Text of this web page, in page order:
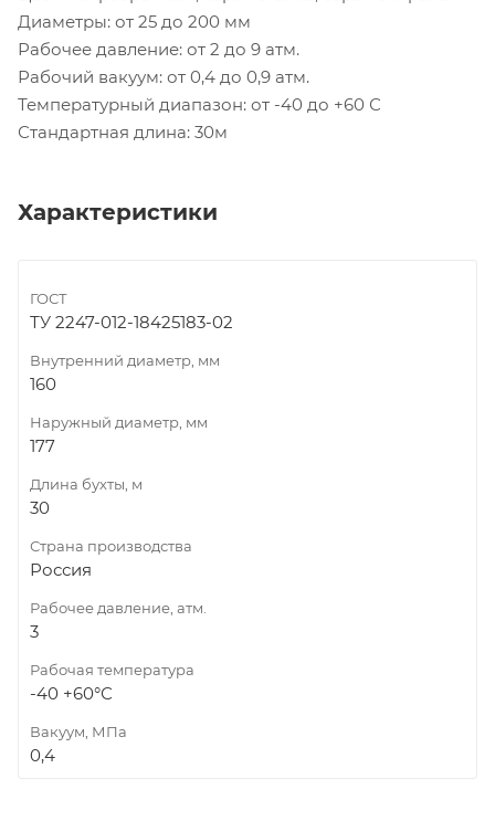
Диаметры: от 25 до 200 мм
Рабочее давление: от 2 до 9 атм.
Рабочий вакуум: от 0,4 до 0,9 атм.
Температурный диапазон: от -40 до +60 С
Стандартная длина: 30м
Характеристики
ГОСТ
ТУ 2247-012-18425183-02
Внутренний диаметр, мм
160
Наружный диаметр, мм
177
Длина бухты, м
30
Страна производства
Россия
Рабочее давление, атм.
3
Рабочая температура
-40 +60°С
Вакуум, МПа
0,4